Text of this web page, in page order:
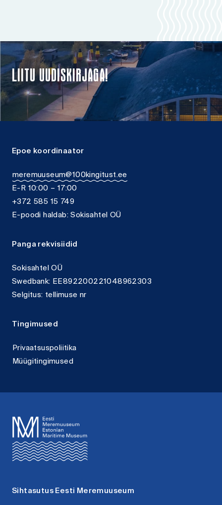
LIITU UUDISKIRJAGA!
Epoe koordinaator
meremuuseum@100kingitust.ee
E-R 10:00 – 17:00
+372 585 15 749
E-poodi haldab: Sokisahtel OÜ
Panga rekvisiidid
Sokisahtel OÜ
Swedbank: EE892200221048962303
Selgitus: tellimuse nr
Tingimused
Privaatsuspoliitika
Müügitingimused
Sihtasutus Eesti Meremuuseum